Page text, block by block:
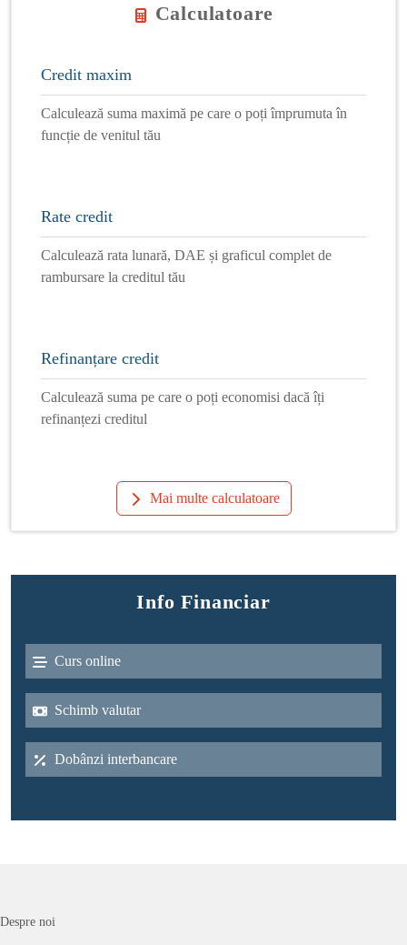
Calculatoare
Credit maxim
Calculează suma maximă pe care o poți împrumuta în
funcție de venitul tău
Rate credit
Calculează rata lunară, DAE și graficul complet de
rambursare la creditul tău
Refinanțare credit
Calculează suma pe care o poți economisi dacă îți
refinanțezi creditul
Mai multe calculatoare
Info Financiar
Curs online
Schimb valutar
Dobânzi interbancare
Despre noi